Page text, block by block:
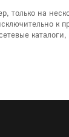
только на
к